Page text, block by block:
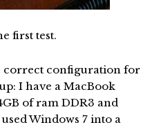
first test.
correct configuration for
I have a MacBook
of ram DDR3 and
Windows 7 into a